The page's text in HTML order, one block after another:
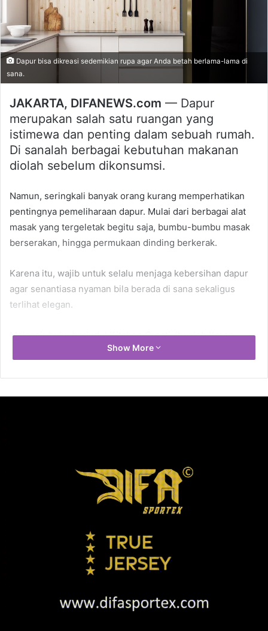
Dapur bisa dikreasi sedemikian rupa agar Anda betah berlama-lama di
sana.
JAKARTA, DIFANEWS.com — Dapur
merupakan salah satu ruangan yang
istimewa dan penting dalam sebuah rumah.
Di sanalah berbagai kebutuhan makanan
diolah sebelum dikonsumsi.
Namun, seringkali banyak orang kurang memperhatikan
pentingnya pemeliharaan dapur. Mulai dari berbagai alat
masak yang tergeletak begitu saja, bumbu-bumbu masak
berserakan, hingga permukaan dinding berkerak.
Karena itu, wajib untuk selalu menjaga kebersihan dapur
agar senantiasa nyaman bila berada di sana sekaligus
terlihat elegan.
Melansir buku berjudul Kitchen Creativity oleh Karen
Page, dengan tampilan dapur yang elegan, Anda tak hanya
kreativitas dalam memasak.
Dapur dengan desain modern minimalis, minim detail, dan
mudah dibersihkan merupakan tren dapur yang sedang
digemari akhir-akhir ini. Untuk membuat nuansa tersebut,
cobalah menggunakan top table bermaterial solid surface.
Misalnya, top table yang terbuat dari batu granit dan
material tersebut, Anda akan dengan mudah
membersihkannya dan juga tidak mudah rusak.
Show More